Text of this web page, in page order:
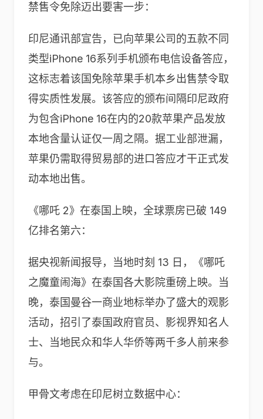
禁售令免除迈出要害一步：
印尼通讯部宣告，已向苹果公司的五款不同
类型iPhone 16系列手机颁布电信设备答应，
这标志着该国免除苹果手机本乡出售禁令取
得实质性发展。该答应的颁布间隔印尼政府
为包含iPhone 16在内的20款苹果产品发放
本地含量认证仅一周之隔。据工业部泄漏，
苹果仍需取得贸易部的进口答应才干正式发
动本地出售。
《哪吒 2》在泰国上映，全球票房已破 149
亿排名第六：
据央视新闻报导，当地时刻 13 日，《哪吒
之魔童闹海》在泰国各大影院重磅上映。当
晚，泰国曼谷一商业地标举办了盛大的观影
活动，招引了泰国政府官员、影视界知名人
士、当地民众和华人华侨等两千多人前来参
与。
甲骨文考虑在印尼树立数据中心：